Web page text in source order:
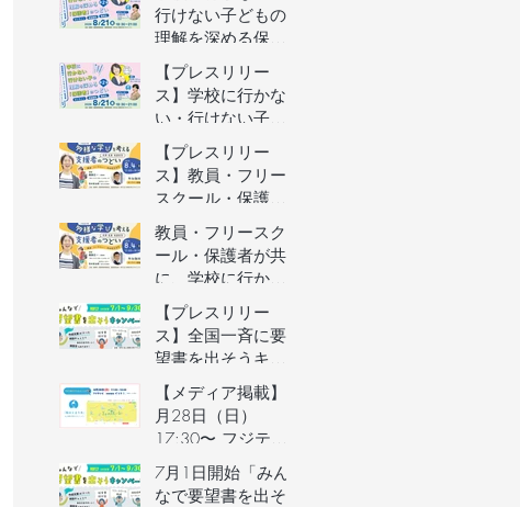
行けない子どもの
理解を深める保護
者向けオンライン
イベントの参加者
を募集します（長
【プレスリリー
ス】学校に行かな
い・行けない子ど
もの理解を深める
保護者向けオンラ
インイベントを開
【プレスリリー
ス】教員・フリー
スクール・保護者
が共に、学校に行
かない・行けない
子どもの気持ちを
ンイベントを開催
教員・フリースク
ール・保護者が共
に、学校に行かな
い・行けない子ど
もの気持ちを理解
するオンラインイ
募集します（長野
県主催）
【プレスリリー
ス】全国一斉に要
望書を出そうキャ
ンペーン／自治体
予算要望支援AIの
利用権つき！／不
制度づくりへ
【メディア掲載】6
月28日（日）
17:30〜 フジテレ
ビ「イット！」で
街のとまり木が紹
7月1日開始「みん
なで要望書を出そ